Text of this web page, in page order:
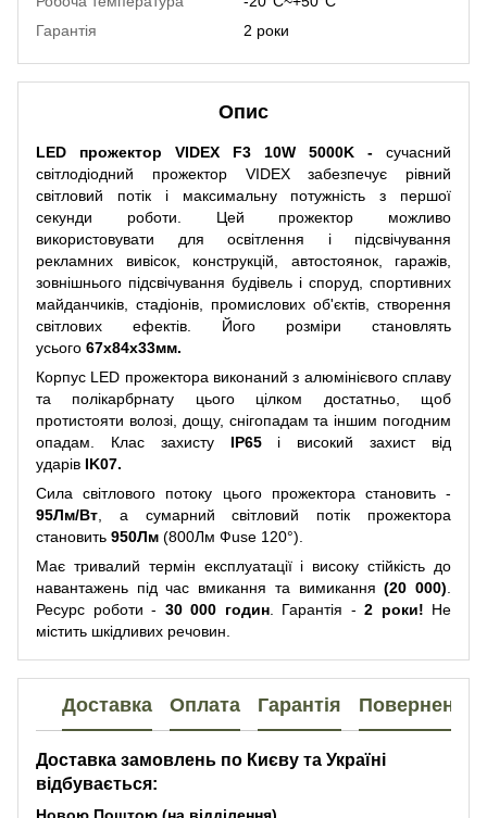
Гарантія
2 роки
Опис
LED прожектор VIDEX F3 10W 5000K - сучасний
світлодіодний прожектор VIDEX забезпечує рівний
світловий потік і максимальну потужність з першої
секунди роботи. Цей прожектор можливо
використовувати для освітлення і підсвічування
рекламних вивісок, конструкцій, автостоянок, гаражів,
зовнішнього підсвічування будівель і споруд, спортивних
майданчиків, стадіонів, промислових об'єктів, створення
світлових ефектів. Його розміри становлять
усього 67x84x33мм.
Корпус LED прожектора виконаний з алюмінієвого сплаву
та полікарбрнату цього цілком достатньо, щоб
протистояти волозі, дощу, снігопадам та іншим погодним
опадам. Клас захисту IP65і високий захист від
ударів IK07.
Сила світлового потоку цього прожектора становить -
95Лм/Вт , а сумарний світловий потік прожектора
становить 950Лм (800Лм Фuse 120°).
Має тривалий термін експлуатації і високу стійкість до
навантажень під час вмикання та вимикання(20 000)
Ресурс роботи - 30 000 годин. Гарантія - 2 роки! Не
містить шкідливих речовин.
Доставка Оплата Гарантія Повернення
Доставка замовлень по Києву та Україні
відбувається: